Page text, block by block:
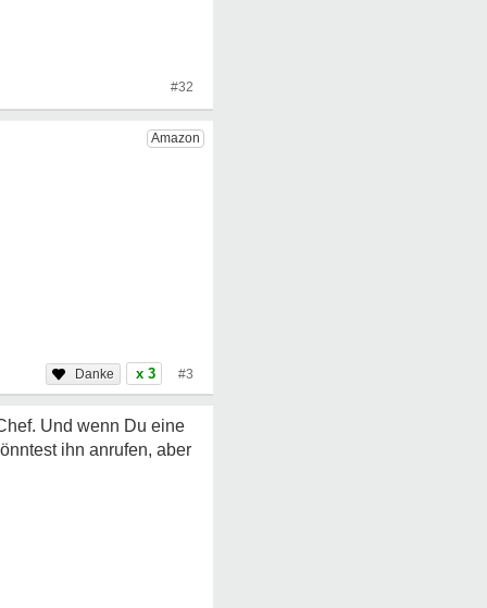
#32
x 3 #3
Und wenn Du eine
ihn anrufen, aber